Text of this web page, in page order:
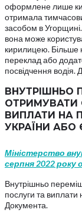
оформлене лише
отримала
засобом в
вона може
кирилицею. Більше
переклад або
посвідчення водія.
ВНУТРІШНЬО
ОТРИМУВАТИ
ВИПЛАТИ НА
УКРАЇНИ АБО
Міністерство
серпня 2022 року
Внутрішньо
послуги та виплати
Документа.